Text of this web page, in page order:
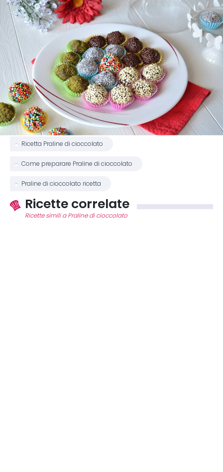
Ricetta Praline di cioccolato
Come preparare Praline di cioccolato
Praline di cioccolato ricetta
Ricette correlate
Ricette simili a Praline di cioccolato